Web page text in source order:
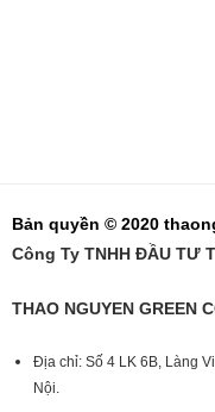
Bản quyền © 2020
Công Ty TNHH ĐẦU TƯ
THAO NGUYEN GREEN
Địa chỉ: Số 4 LK 6B, Làng
Nội.